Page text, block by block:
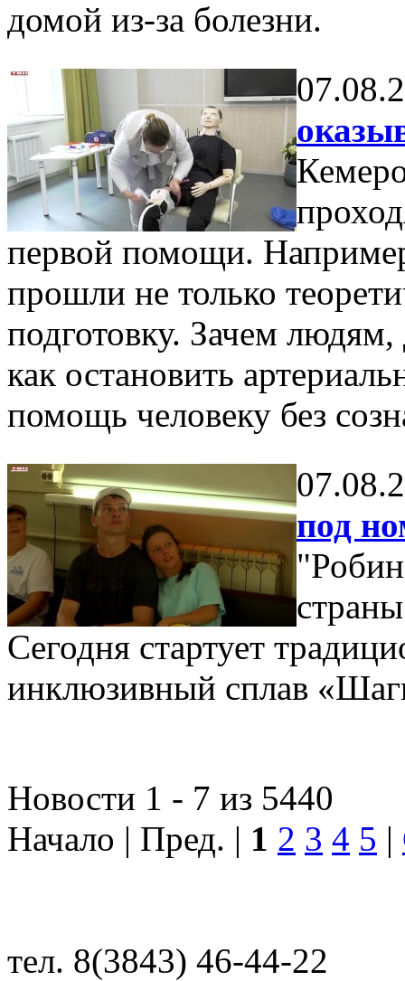
домой из-за болезни.
первой помощи.
прошли не только
подготовку. Зачем
как остановить
помощь человеку без
под
Сегодня стартует
инклюзивный сплав
Новости 1 - 7 из 5440
Начало | Пред. | 1 2 3 4 5 |
тел. 8(3843) 46-44-22